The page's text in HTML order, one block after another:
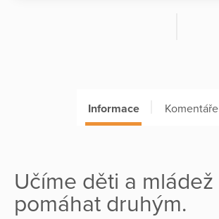
Informace Komentáře
Učíme děti a mládež
pomáhat druhým.